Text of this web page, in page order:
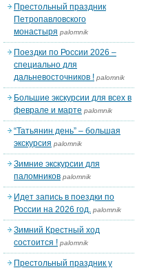
Престольный праздник
Петропавловского
монастыря palomnik
Поездки по России 2026 –
специально для
дальневосточников ! palomnik
Большие экскурсии для всех в
феврале и марте palomnik
“Татьянин день” – большая
экскурсия palomnik
Зимние экскурсии для
паломников palomnik
Идет запись в поездки по
России на 2026 год. palomnik
Зимний Крестный ход
состоится ! palomnik
Престольный праздник у